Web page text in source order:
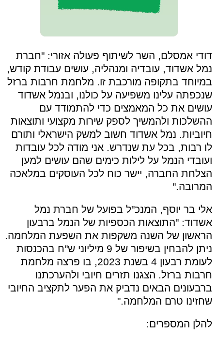
דודי אמסלם, השר לשיתוף פעולה אזורי: "חברת
נמל אשדוד, עובדיה ומנהליה, עושים עבודת קודש,
במיוחד בתקופה מורכבת זו. מלחמת חרבות ברזל
שנכפתה עלינו משפיעה על כולנו, ובנמל אשדוד
עושים את כל המאמצים כדי להתמודד עם
ההשלכות ולהמשיך לספק שירות מקצועי ותוצאות
חיוביות. נמל אשדוד חשוב למשק הישראלי ותורם
לו רבות, בכל עת שנדרש. אני מודה לכל עובדות
ועובדי הנמל על לילות כימים שהם עושים למען
הצלחת החברה, יישר כוח לכל העוסקים במלאכה
המרובה."
אלי בר יוסף, המנכ"ל בפועל של חברת נמל
אשדוד: "התוצאות הכספיות של הנמל ברבעון
הראשון של השנה משקפות את השפעת המלחמה.
ניתן להבחין בשיפור של 9 מיליוני ש"ח בהכנסות
לעומת רבעון 4 בשנת 2023, בו פרצה מלחמת
חרבות ברזל. הצגנו תזרים חיובי ולהערכתנו
ברבעונים הבאים נדביק את הפער לתקציב החיובי
שחזינו טרם המלחמה."
להלן המספרים: